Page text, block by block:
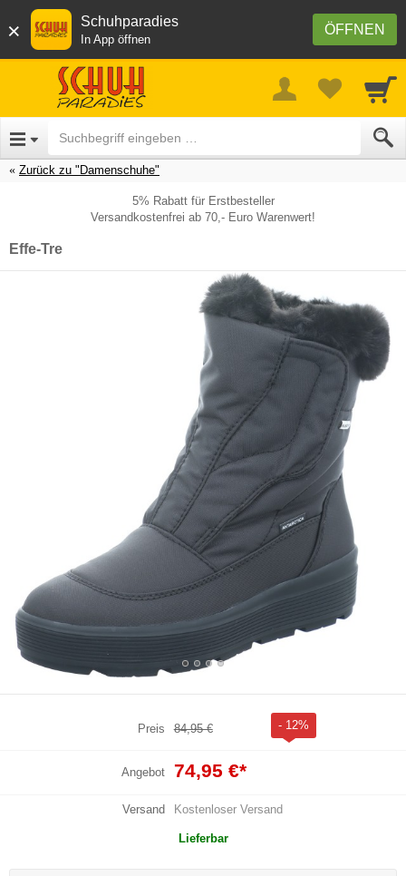
× ÖFFNEN
Schuhparadies
In App öffnen
Zurück zu "Damenschuhe"
5% Rabatt für Erstbesteller
Versandkostenfrei ab 70,- Euro Warenwert!
Effe-Tre
Preis 84,95 € - 12%
Angebot 74,95 €*
Versand Kostenloser Versand
Lieferbar